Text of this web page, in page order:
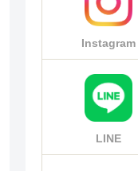
Instagram
LINE